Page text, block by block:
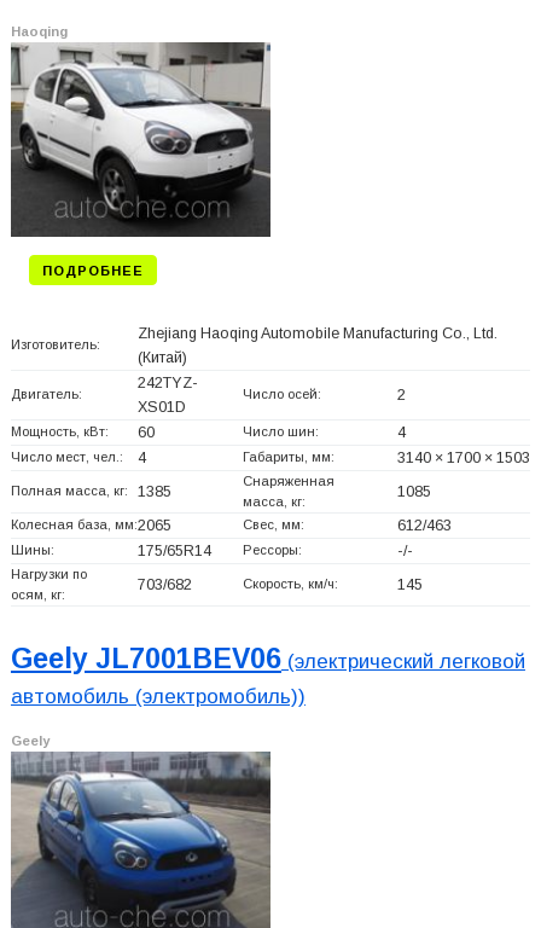
Haoqing
ПОДРОБНЕЕ
Изготовитель:
Zhejiang Haoqing Automobile Manufacturing Co., Ltd.
(Китай)
Двигатель:
242TYZ-
XS01D
Число осей: 2
Мощность, кВт: 60 Число шин: 4
Число мест, чел.: 4 Габариты, мм: 3140 × 1700 × 1503
Полная масса, кг: 1385
Снаряженная
масса, кг:
1085
Колесная база, мм:2065 Свес, мм: 612/463
Шины: 175/65R14 Рессоры: -/-
Нагрузки по
осям, кг:
703/682 Скорость, км/ч: 145
Geely JL7001BEV06(электрический легковой
автомобиль (электромобиль))
Geely